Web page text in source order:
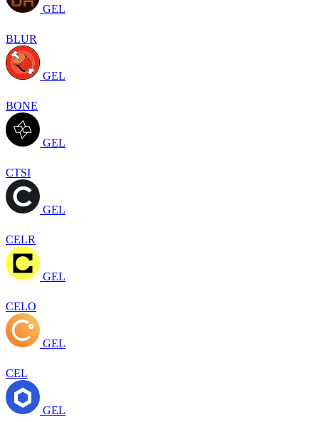
GEL
BLUR
GEL
BONE
GEL
CTSI
GEL
CELR
GEL
CELO
GEL
CEL
GEL